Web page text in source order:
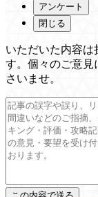
アンケート
閉じる
いただいた内容は
す。個々のご意見
さいませ。